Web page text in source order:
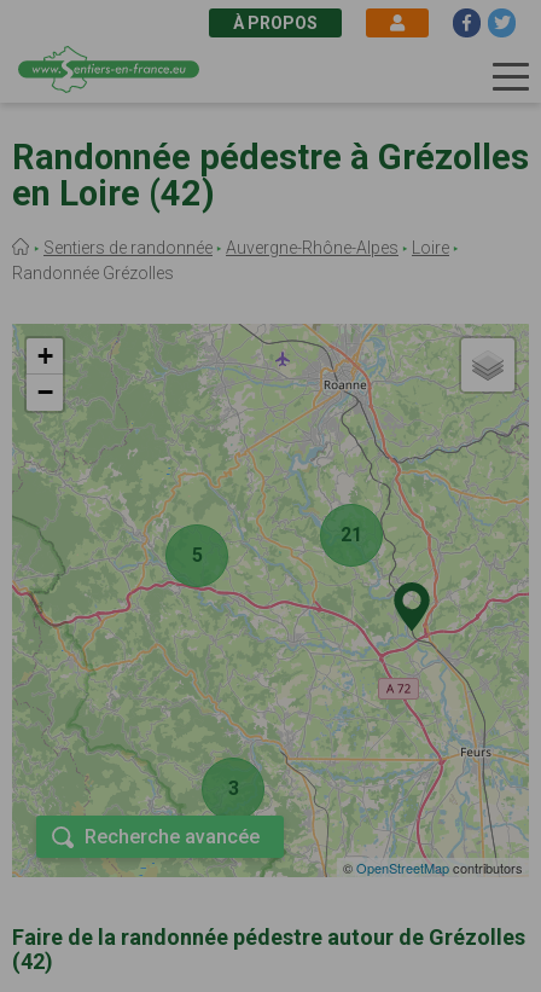
au
contenu
principal
À PROPOS
Randonnée pédestre à Grézolles
en Loire (42)
Fil
d'Ariane
Sentiers de randonnée Auvergne-Rhône-Alpes
Loire
Randonnée Grézolles
3
21
5
+
−
©OpenStreetMapcontributors
Recherche avancée
Faire de la randonnée pédestre autour de Grézolles
(42)